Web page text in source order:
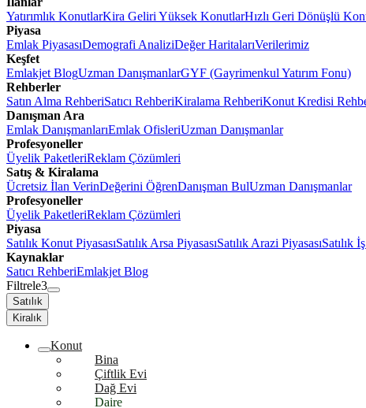
Yatırımlık KonutlarKira Geliri Yüksek KonutlarHızlı Geri Dönüşlü
Piyasa
Emlak PiyasasıDemografi AnaliziDeğer HaritalarıVerilerimiz
Keşfet
Emlakjet BlogUzman DanışmanlarGYF (Gayrimenkul Yatırım Fonu)
Rehberler
Satın Alma RehberiSatıcı RehberiKiralama RehberiKonut Kredisi
Danışman Ara
Emlak DanışmanlarıEmlak OfisleriUzman Danışmanlar
Profesyoneller
Üyelik PaketleriReklam Çözümleri
Satış & Kiralama
Ücretsiz İlan VerinDeğerini ÖğrenDanışman BulUzman Danışmanlar
Profesyoneller
Üyelik PaketleriReklam Çözümleri
Piyasa
Satılık Konut PiyasasıSatılık Arsa PiyasasıSatılık Arazi PiyasasıSatılık
Kaynaklar
Satıcı RehberiEmlakjet Blog
Filtrele3
Satılık
Kiralık
Konut
Bina
Çiftlik Evi
Dağ Evi
Daire